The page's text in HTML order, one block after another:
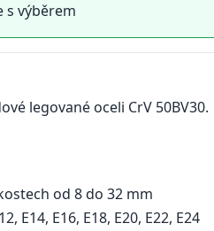
s výběrem
legované oceli CrV 50BV30.
od 8 do 32 mm
E14, E16, E18, E20, E22, E24